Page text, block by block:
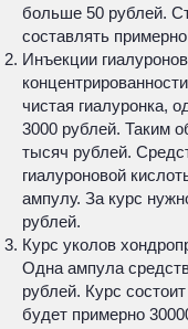
больше 50 рублей.
составлять
Инъекции
чистая гиалуронка,
3000 рублей. Таким
тысяч рублей.
гиалуроновой
ампулу. За курс
рублей.
Курс уколов
Одна ампула
рублей. Курс
будет примерно